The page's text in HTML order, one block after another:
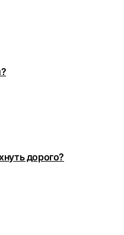
дорого?